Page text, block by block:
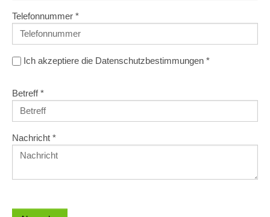
Telefonnummer *
Ich akzeptiere die Datenschutzbestimmungen *
Betreff*
Nachricht *